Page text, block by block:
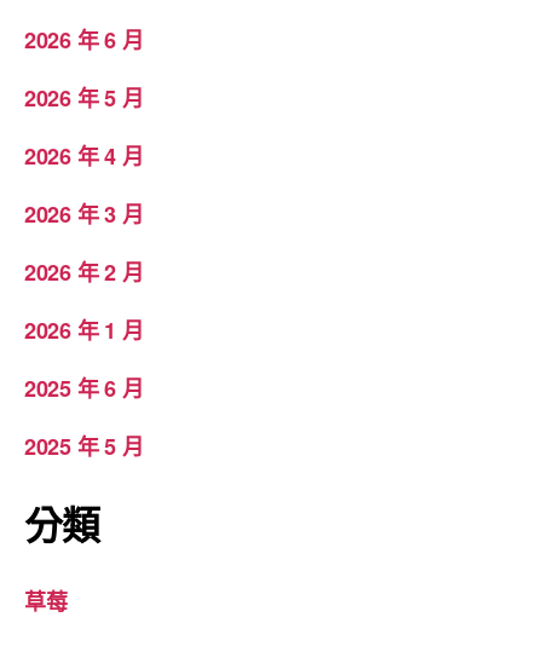
2026 年 6 月
2026 年 5 月
2026 年 4 月
2026 年 3 月
2026 年 2 月
2026 年 1 月
2025 年 6 月
2025 年 5 月
分類
草莓